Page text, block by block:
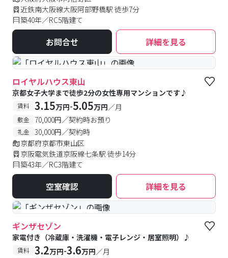
近鉄南大阪線大阪阿部野橋駅 徒歩7分
築40年／RC5階建て
お問合せ 詳細を見る
#女性専用 #予約受付中 #空室待ち
ロイヤルハウス東山
京都女子大学まで徒歩2分の女性専用マンションです♪
賃料 3.15万円-5.05万円／月
敷金 70,000円／契約時お預り
礼金
30,000円／契約時
京都府京都市東山区
京阪電気鉄道京阪線七条駅 徒歩14分
築43年／RC3階建て
空室確認 詳細を見る
#予約受付中 #空室待ち
ギンザセゾン
家電付き（冷蔵庫・洗濯機・電子レンジ・居室照明）♪
賃料 3.2万円-3.6万円／月